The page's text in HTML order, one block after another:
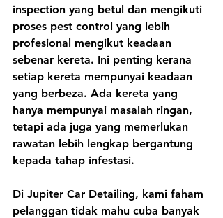
inspection yang betul dan mengikuti
proses pest control yang lebih
profesional mengikut keadaan
sebenar kereta. Ini penting kerana
setiap kereta mempunyai keadaan
yang berbeza. Ada kereta yang
hanya mempunyai masalah ringan,
tetapi ada juga yang memerlukan
rawatan lebih lengkap bergantung
kepada tahap infestasi.
Di Jupiter Car Detailing, kami faham
pelanggan tidak mahu cuba banyak